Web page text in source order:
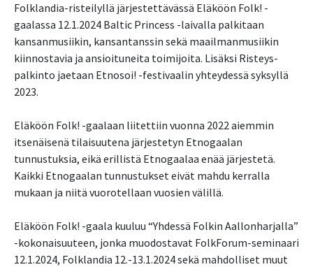
Folklandia-risteilyllä järjestettävässä Eläköön Folk! -
gaalassa 12.1.2024 Baltic Princess -laivalla palkitaan
kansanmusiikin, kansantanssin sekä maailmanmusiikin
kiinnostavia ja ansioituneita toimijoita. Lisäksi Risteys-
palkinto jaetaan Etnosoi! -festivaalin yhteydessä syksyllä
2023.
Eläköön Folk! -gaalaan liitettiin vuonna 2022 aiemmin
itsenäisenä tilaisuutena järjestetyn Etnogaalan
tunnustuksia, eikä erillistä Etnogaalaa enää järjestetä.
Kaikki Etnogaalan tunnustukset eivät mahdu kerralla
mukaan ja niitä vuorotellaan vuosien välillä.
Eläköön Folk! -gaala kuuluu “Yhdessä Folkin Aallonharjalla”
-kokonaisuuteen, jonka muodostavat FolkForum-seminaari
12.1.2024, Folklandia 12.-13.1.2024 sekä mahdolliset muut